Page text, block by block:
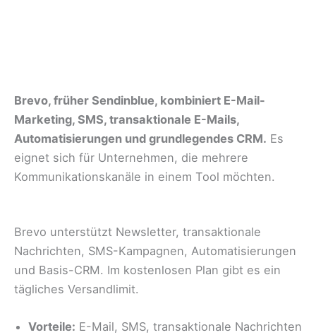
Brevo, früher Sendinblue, kombiniert E-Mail-
Marketing, SMS, transaktionale E-Mails,
Automatisierungen und grundlegendes CRM. Es
eignet sich für Unternehmen, die mehrere
Kommunikationskanäle in einem Tool möchten.
Brevo unterstützt Newsletter, transaktionale
Nachrichten, SMS-Kampagnen, Automatisierungen
und Basis-CRM. Im kostenlosen Plan gibt es ein
tägliches Versandlimit.
Vorteile: E-Mail, SMS, transaktionale Nachrichten